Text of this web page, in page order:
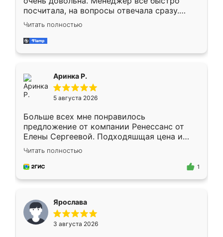
посчитала, на вопросы отвечала сразу.
Замерщик приехал в субботу, подошёл к
делу со всей ответственностью. Собрали
за день, ребята работали аккуратно, даже
Читать полностью
Аринка Р.
5 августа 2026
Больше всех мне понравилось
предложение от компании Ренессанс от
Елены Сергеевой. Подходяшщая цена и
короткие сроки изготовления. Приехавший
для замера сотрудник Владислав
предложил по моему эскизу самый
Читать полностью
1
Ярослава
3 августа 2026